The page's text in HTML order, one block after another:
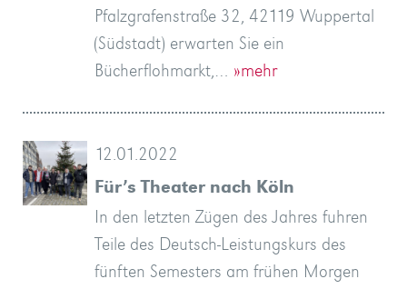
Pfalzgrafenstraße 32, 42119 Wuppertal
(Südstadt) erwarten Sie ein
Bücherflohmarkt,… »mehr
12.01.2022
Für’s Theater nach Köln
In den letzten Zügen des Jahres fuhren
Teile des Deutsch-Leistungskurs des
fünften Semesters am frühen Morgen